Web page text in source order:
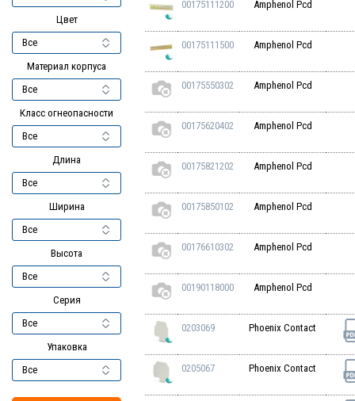
Цвет
Материал корпуса
Класс огнеопасности
Длина
Ширина
Высота
Серия
Упаковка
00175111200 Amphenol Pcd
00175111500 Amphenol Pcd
00175550302 Amphenol Pcd
00175620402 Amphenol Pcd
00175821202 Amphenol Pcd
00175850102 Amphenol Pcd
00176610302 Amphenol Pcd
00190118000 Amphenol Pcd
0203069 Phoenix Contact
0205067 Phoenix Contact